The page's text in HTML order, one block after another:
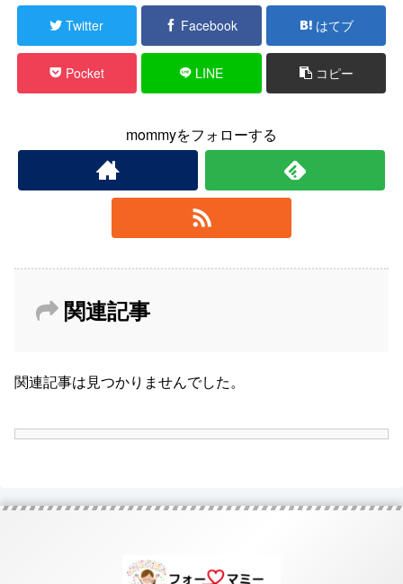
Twitter Facebook はてブ
Pocket LINE コピー
mommyをフォローする
関連記事
関連記事は見つかりませんでした。